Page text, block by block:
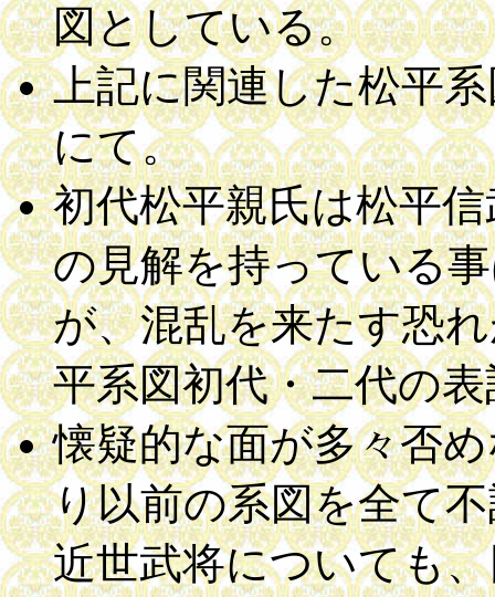
図としている。
上記に関連した松平
にて。
初代松平親氏は松平
の見解を持っている
が、混乱を来たす恐
平系図初代・二代の
懐疑的な面が多々否
り以前の系図を全て
近世武将についても